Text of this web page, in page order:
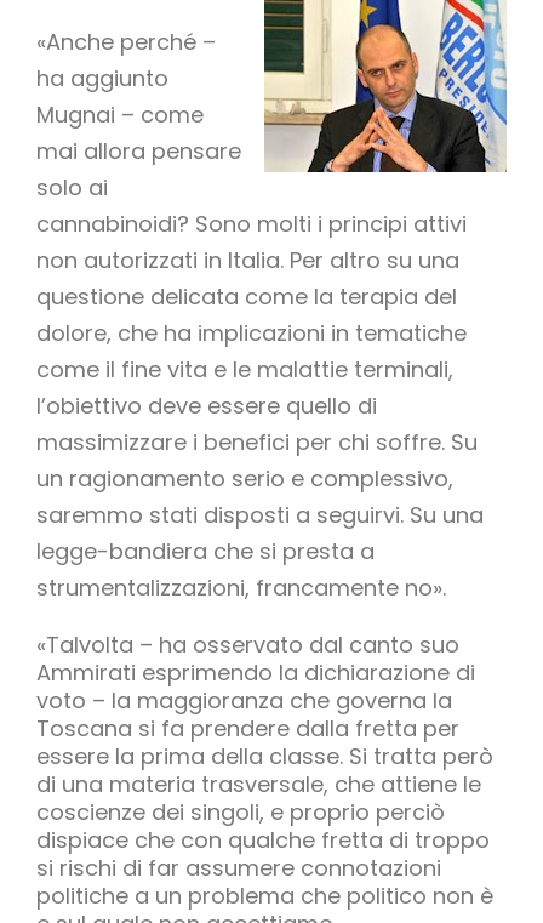
«Anche perché –
ha aggiunto
Mugnai – come
mai allora pensare
solo ai
cannabinoidi? Sono molti i principi attivi
non autorizzati in Italia. Per altro su una
questione delicata come la terapia del
dolore, che ha implicazioni in tematiche
come il fine vita e le malattie terminali,
l’obiettivo deve essere quello di
massimizzare i benefici per chi soffre. Su
un ragionamento serio e complessivo,
saremmo stati disposti a seguirvi. Su una
legge-bandiera che si presta a
strumentalizzazioni, francamente no».
«Talvolta – ha osservato dal canto suo
Ammirati esprimendo la dichiarazione di
voto – la maggioranza che governa la
Toscana si fa prendere dalla fretta per
essere la prima della classe. Si tratta però
di una materia trasversale, che attiene le
coscienze dei singoli, e proprio perciò
dispiace che con qualche fretta di troppo
si rischi di far assumere connotazioni
politiche a un problema che politico non è